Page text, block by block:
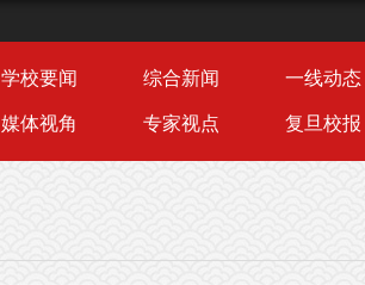
学校要闻 综合新闻 一线动态
媒体视角 专家视点 复旦校报